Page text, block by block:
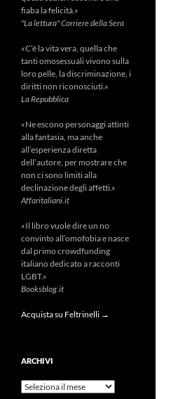
fiaba la felicità.»
"La lettura" Corriere della Sera
«C’è la vita vera, quella che
tanti omosessuali vivono sulla
loro pelle, la discriminazione, i
diritti non riconosciuti.»
La Repubblica
«Ne escono personaggi attinti
alla fantasia, ma anche
all’esperienza diretta
dell’autore, per mostrare che
non ci sono limiti alla
declinazione degli affetti.»
Affaritaliani.it
«Il libro vuole dire un no
convinto all’omofobia e nasce
dal primo crowdfunding
italiano dedicato a racconti
LGBT.»
Booksblog.it
Acquista su Feltrinelli →
ARCHIVI
Archivi